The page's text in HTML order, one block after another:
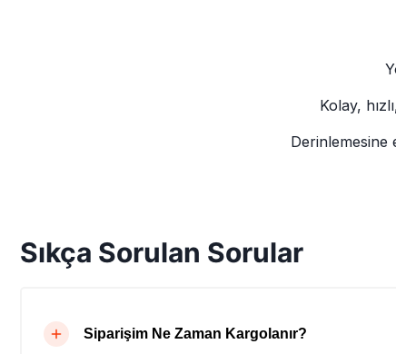
Kolay,
Derinlemesine
Sıkça Sorulan Sorular
Siparişim Ne Zaman Kargolanır?